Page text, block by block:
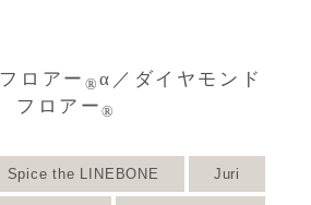
ロアー ®α／ダイヤモンド
フロアー®
Spice the LINEBONE Juri